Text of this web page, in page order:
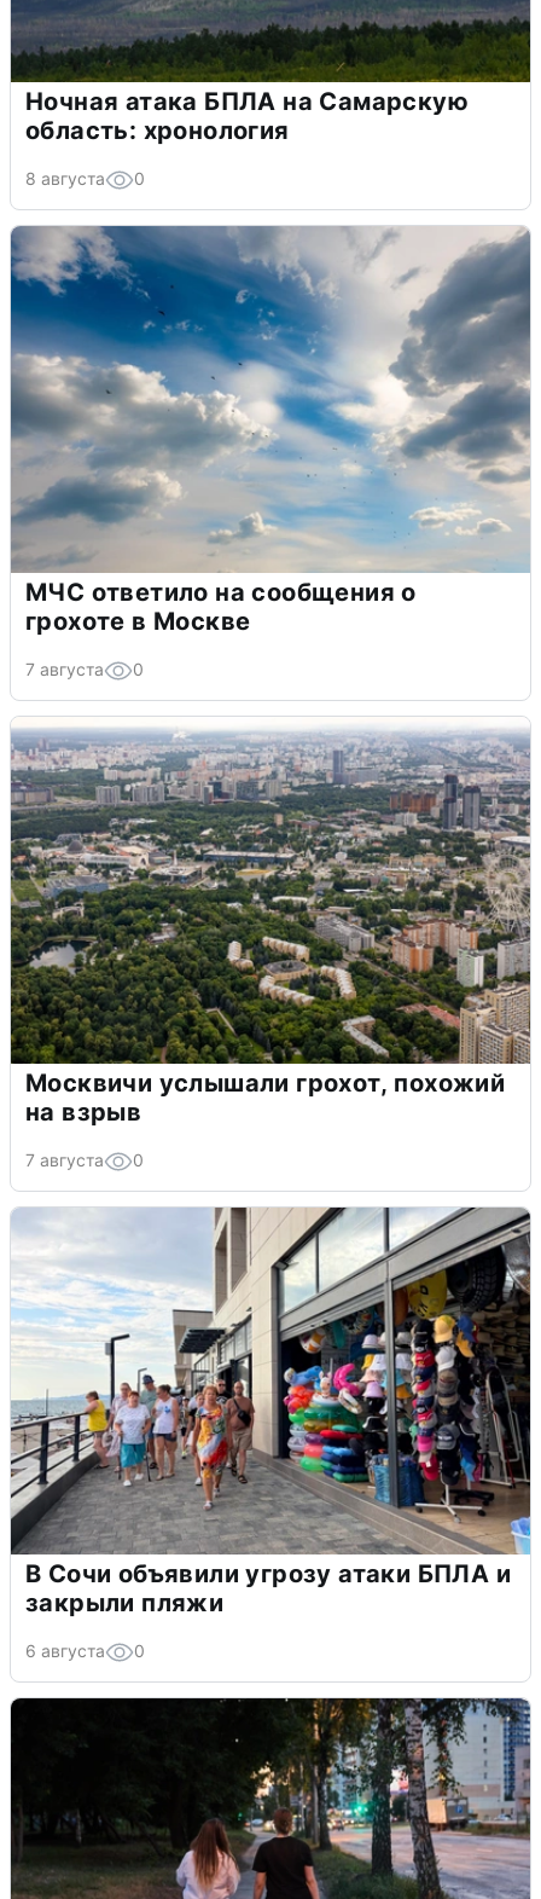
Ночная атака БПЛА на Самарскую
область: хронология
8 августа 0
МЧС ответило на сообщения о
грохоте в Москве
7 августа 0
Москвичи услышали грохот, похожий
на взрыв
7 августа 0
В Сочи объявили угрозу атаки БПЛА и
закрыли пляжи
6 августа 0